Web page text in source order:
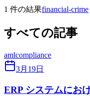
1 件の結果financial-crime
すべての記事
amlcompliance
3月19日
ERP システムにお